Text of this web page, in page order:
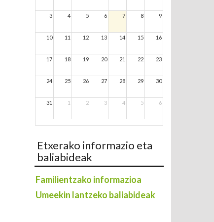
3 4 5 6 7 8 9
10 11 12 13 14 15 16
17 18 19 20 21 22 23
24 25 26 27 28 29 30
31 1 2 3 4 5 6
Etxerako informazio eta
baliabideak
Familientzako informazioa
Umeekin lantzeko baliabideak